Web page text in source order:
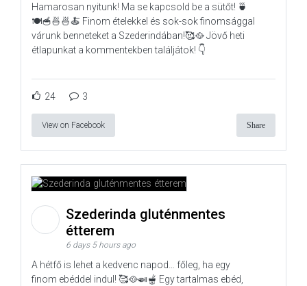
Hamarosan nyitunk! Ma se kapcsold be a sütőt! 🍵
🍽️🥣🍜🍜🍝 Finom ételekkel és sok-sok finomsággal
várunk benneteket a Szederindában!🥰🥘 Jövő heti
étlapunkat a kommentekben találjátok! 👇
24 3
View on Facebook Share
Szederinda gluténmentes
étterem
6 days 5 hours ago
A hétfő is lehet a kedvenc napod… főleg, ha egy
finom ebéddel indul! 🥰🥘🍛🫕 Egy tartalmas ebéd,